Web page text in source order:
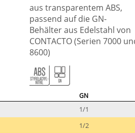
aus transparentem ABS,
passend auf die GN-
Behälter aus Edelstahl von
CONTACTO (Serien 7000
8600)
GN
1/1
1/2